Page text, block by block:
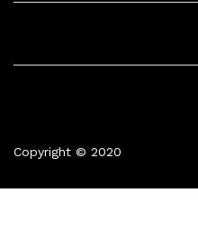
Copyright © 2020